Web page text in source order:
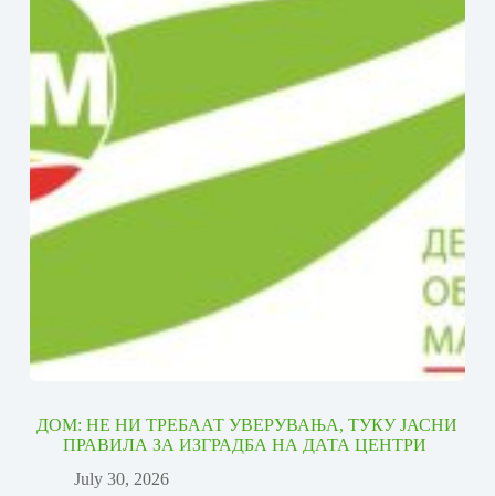
ДОМ: НЕ НИ ТРЕБААТ УВЕРУВАЊА, ТУКУ ЈАСНИ
ПРАВИЛА ЗА ИЗГРАДБА НА ДАТА ЦЕНТРИ
July 30, 2026